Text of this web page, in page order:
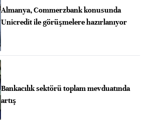
Almanya, Commerzbank konusunda
Unicredit ile görüşmelere hazırlanıyor
Bankacılık sektörü toplam mevduatında
artış